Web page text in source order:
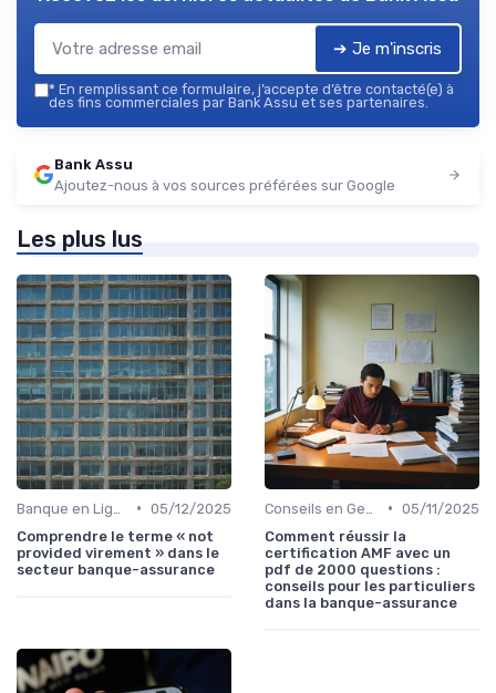
➔ Je m'inscris
* En remplissant ce formulaire, j’accepte d’être contacté(e) à
des fins commerciales par Bank Assu et ses partenaires.
Bank Assu
Ajoutez-nous à vos sources préférées sur Google
Les plus lus
• 05/12/2025
Comprendre le terme « not
provided virement » dans le
secteur banque-assurance
• 05/11/2025
Comment réussir la
certification AMF avec un
pdf de 2000 questions :
conseils pour les particuliers
dans la banque-assurance